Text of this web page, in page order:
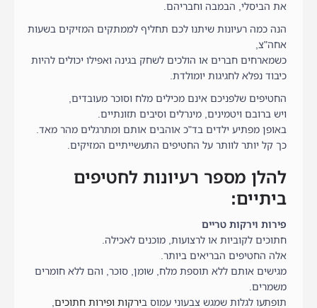
את הביסלי, הבמבה וחבריהם.
הנה כמה רעיונות שיתנו לכם תחליף לממתקים המזיקים בשעות
אחה"צ,
כשמארחים חברים או הולכים לשחק בגינה ואפילו יכולים להיות
כיבוד נפלא לחגיגות יומולדת.
החטיפים שלפניכם אינם מכילים מלח וסוכר מעובדים,
ויש ברובם ויטמינים, מינרלים וסיבים תזונתיים.
באופן מפתיע ילדים בד"כ אוהבים אותם ומתרגלים מהר מאד.
כך קל יותר לוותר על החטיפים התעשייתיים המזיקים.
להלן מספר רעיונות לחטיפים
ביתיים:
פירות וירקות טריים
חתוכים לקוביות או לרצועות, מוכנים לאכילה.
אלה החטיפים הבריאים ביותר.
מגישים אותם ללא תוספת מלח, שומן, סוכר, והם ללא חומרים
משמרים.
תופתעו לגלות שמגש צבעוני עמוס בירקות ופירות חתוכים,